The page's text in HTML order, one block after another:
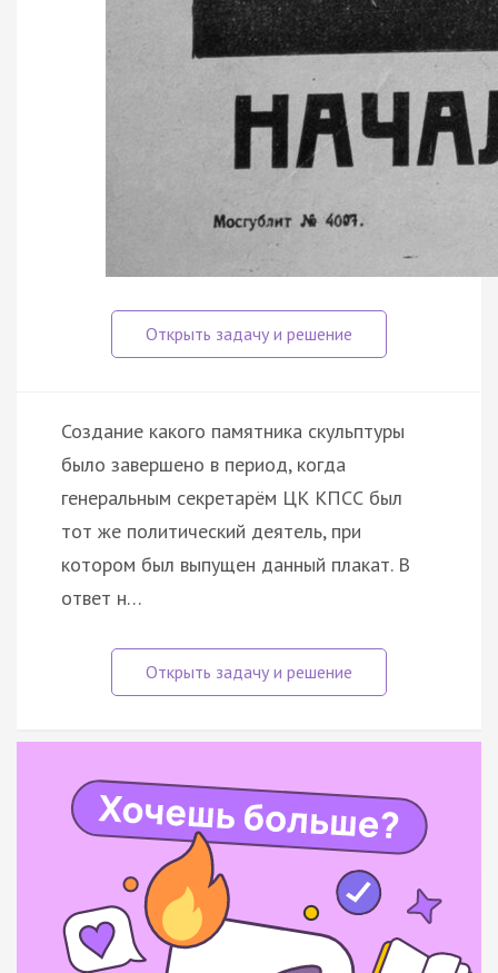
Создание какого памятника скульптуры
было завершено в период, когда
генеральным секретарём ЦК КПСС был
тот же политический деятель, при
котором был выпущен данный плакат. В
ответ н…